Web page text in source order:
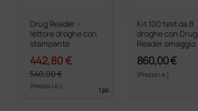
Drug Reader -
lettore droghe con
stampante
442,80 €
540,00 €
(Prezzo i.e.) 1 pz.
Kit 100 test da 8
droghe con Drug
Reader omaggio
860,00 €
(Prezzo i.e.)